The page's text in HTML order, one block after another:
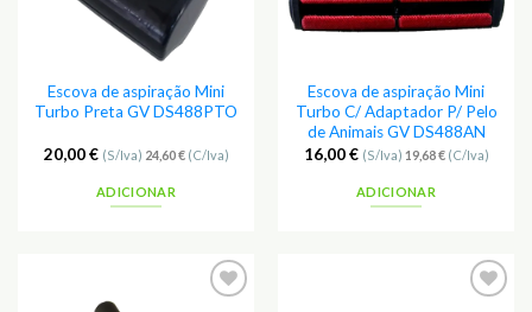
Escova de aspiração Mini
Turbo Preta GV DS488PTO
20,00€ (S/Iva) 24,60€(C/Iva)
ADICIONAR
Escova de aspiração Mini
Turbo C/ Adaptador P/ Pelo
de Animais GV DS488AN
16,00€ (S/Iva) 19,68€(C/Iva)
ADICIONAR